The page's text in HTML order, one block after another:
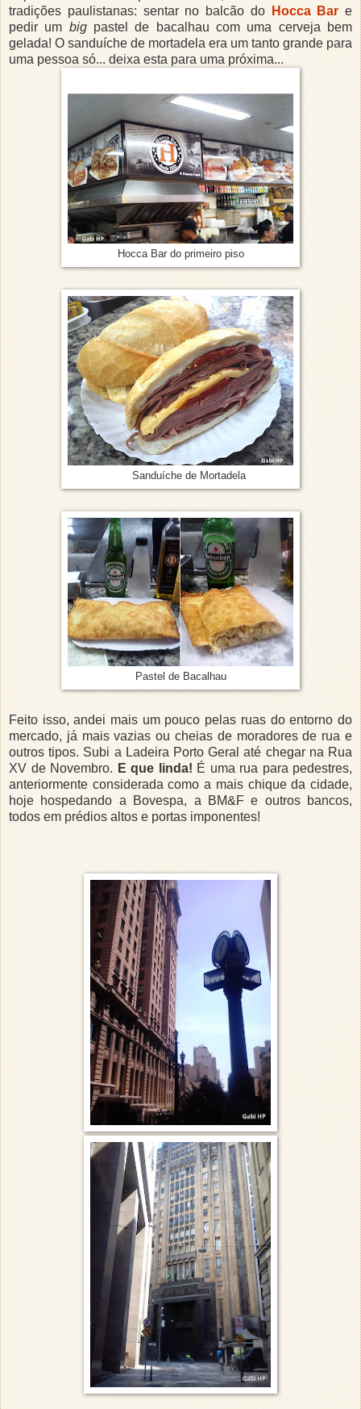
tradições paulistanas: sentar no balcão do
Hocca Bar e
pedir um bigpastel de bacalhau com uma cerveja bem
gelada! O sanduíche de mortadela era um tanto grande para
uma pessoa só... deixa esta para uma próxima...
Hocca Bar do primeiro piso
Sanduíche de Mortadela
Pastel de Bacalhau
Feito isso, andei mais um pouco pelas ruas do entorno do
mercado, já mais vazias ou cheias de moradores de rua e
outros tipos. Subi a Ladeira Porto Geral até chegar na Rua
XV de Novembro. E que linda! É uma rua para pedestres,
anteriormente considerada como a mais chique da cidade,
hoje hospedando a Bovespa, a BM&F e outros bancos,
todos em prédios altos e portas imponentes!